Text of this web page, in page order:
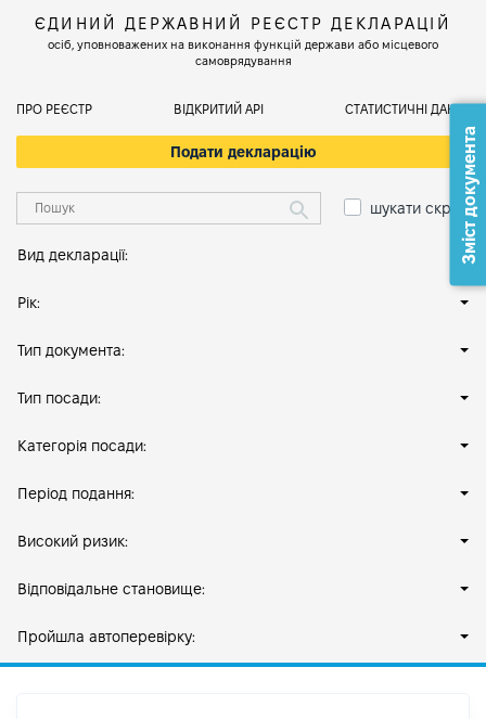
ЄДИНИЙ ДЕРЖАВНИЙ РЕЄСТР ДЕКЛАРАЦІЙ
осіб, уповноважених на виконання функцій держави або місцевого
самоврядування
ПРО РЕЄСТР ВІДКРИТИЙ АРІ СТАТИСТИЧНІ ДАНІ
Подати декларацію
шукати скрізь
Вид декларації:
Рік:
Тип документа:
Тип посади:
Категорія посади:
Період подання:
Високий ризик:
Відповідальне становище:
Пройшла автоперевірку:
Зміст документа